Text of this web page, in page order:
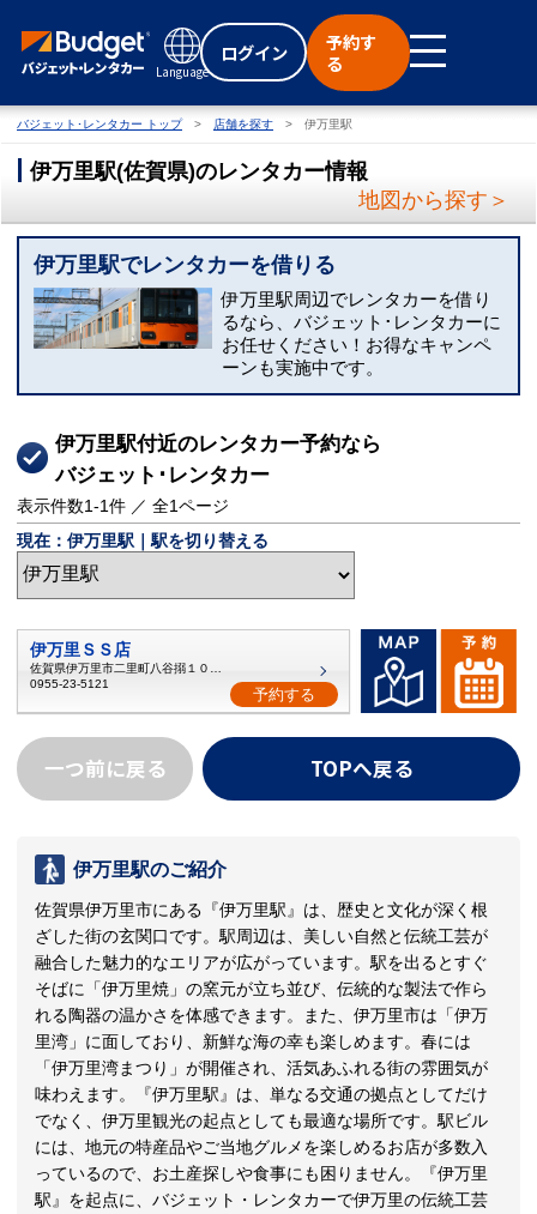
Language
ログイン
予約す
る
バジェット･レンタカー トップ 店舗を探す 伊万里駅
伊万里駅(佐賀県)のレンタカー情報
地図から探す＞
伊万里駅でレンタカーを借りる
伊万里駅周辺でレンタカーを借り
るなら、バジェット･レンタカーに
お任せください！お得なキャンペ
ーンも実施中です。
伊万里駅付近のレンタカー予約なら
バジェット･レンタカー
表示件数1-1件 ／ 全1ページ
現在：伊万里駅｜駅を切り替える
伊万里ＳＳ店
佐賀県伊万里市二里町八谷搦１０８９
0955-23-5121
予約する
一つ前に戻る TOPへ戻る
伊万里駅のご紹介
佐賀県伊万里市にある『伊万里駅』は、歴史と文化が深く根
ざした街の玄関口です。駅周辺は、美しい自然と伝統工芸が
融合した魅力的なエリアが広がっています。駅を出るとすぐ
そばに「伊万里焼」の窯元が立ち並び、伝統的な製法で作ら
れる陶器の温かさを体感できます。また、伊万里市は「伊万
里湾」に面しており、新鮮な海の幸も楽しめます。春には
「伊万里湾まつり」が開催され、活気あふれる街の雰囲気が
味わえます。『伊万里駅』は、単なる交通の拠点としてだけ
でなく、伊万里観光の起点としても最適な場所です。駅ビル
には、地元の特産品やご当地グルメを楽しめるお店が多数入
っているので、お土産探しや食事にも困りません。『伊万里
駅』を起点に、バジェット・レンタカーで伊万里の伝統工芸